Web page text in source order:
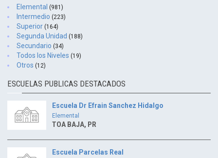
Elemental (981)
Intermedio (223)
Superior (164)
Segunda Unidad (188)
Secundario (34)
Todos los Niveles (19)
Otros (12)
ESCUELAS PUBLICAS DESTACADOS
Escuela Dr Efrain Sanchez Hidalgo
Elemental
TOA BAJA, PR
Escuela Parcelas Real